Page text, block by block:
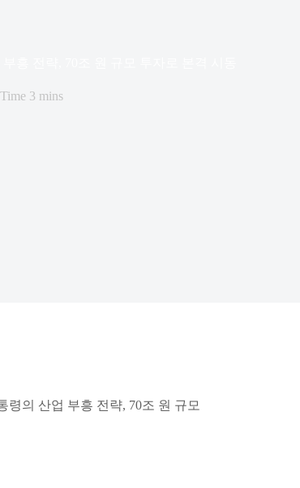
3 mins
령의 산업 부흥 전략, 70조 원 규모